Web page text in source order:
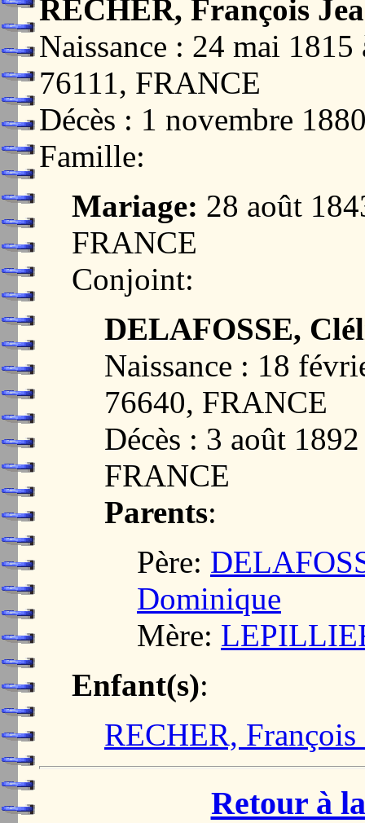
RECHER, François
Naissance : 24 mai
76111, FRANCE
Décès : 1 novembre
Famille:
Mariage: 28 août
FRANCE
Conjoint:
DELAFOSSE,
Naissance : 18
76640, FRANCE
Décès : 3 août
FRANCE
Parents:
Père:
Dominique
Mère:
Enfant(s):
RECHER, François
Retour à